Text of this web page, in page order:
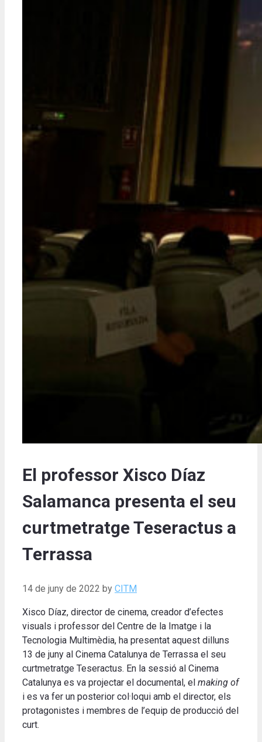
El professor Xisco Díaz
Salamanca presenta el seu
curtmetratge Teseractus a
Terrassa
14 de juny de 2022 by CITM
Xisco Díaz, director de cinema, creador d’efectes
visuals i professor del Centre de la Imatge i la
Tecnologia Multimèdia, ha presentat aquest dilluns
13 de juny al Cinema Catalunya de Terrassa el seu
curtmetratge Teseractus. En la sessió al Cinema
Catalunya es va projectar el documental, el making of
i es va fer un posterior col·loqui amb el director, els
protagonistes i membres de l’equip de producció del
curt.